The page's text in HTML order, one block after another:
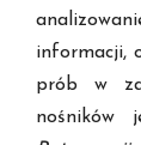
informacji,
prób w
nośników